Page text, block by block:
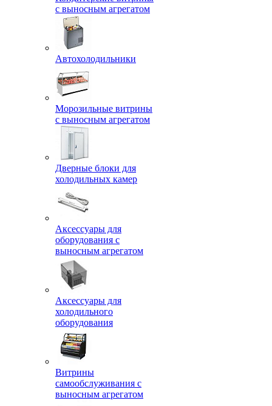
с выносным агрегатом
Автохолодильники
Морозильные витрины
с выносным агрегатом
Дверные блоки для
холодильных камер
Аксессуары для
оборудования с
выносным агрегатом
Аксессуары для
холодильного
оборудования
Витрины
самообслуживания с
выносным агрегатом